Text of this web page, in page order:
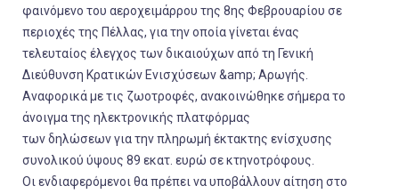
φαινόμενο του αεροχειμάρρου της 8ης Φεβρουαρίου σε
περιοχές της Πέλλας, για την οποία γίνεται ένας
τελευταίος έλεγχος των δικαιούχων από τη Γενική
Διεύθυνση Κρατικών Ενισχύσεων &amp; Αρωγής.
Αναφορικά με τις ζωοτροφές, ανακοινώθηκε σήμερα το
άνοιγμα της ηλεκτρονικής πλατφόρμας
των δηλώσεων για την πληρωμή έκτακτης ενίσχυσης
συνολικού ύψους 89 εκατ. ευρώ σε κτηνοτρόφους.
Οι ενδιαφερόμενοι θα πρέπει να υποβάλλουν αίτηση στο